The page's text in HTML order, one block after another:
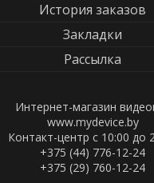
История заказов
Закладки
Рассылка
Интернет-магазин
www.mydevice.by
Контакт-центр с 10:00 до
+375 (44) 776-12-24
+375 (29) 760-12-24